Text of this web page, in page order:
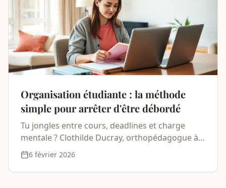
Organisation étudiante : la méthode
simple pour arrêter d'être débordé
Tu jongles entre cours, deadlines et charge
mentale ? Clothilde Ducray, orthopédagogue à
Paris, te donne 4 leviers concrets pour
reprendre le contrôle de ton organisation.
6 février 2026